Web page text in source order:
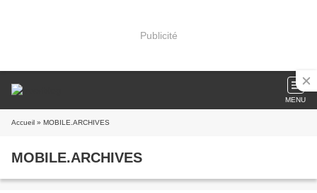
Publicité
MENU
Accueil » MOBILE.ARCHIVES
MOBILE.ARCHIVES